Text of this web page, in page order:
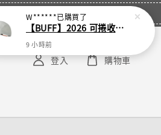
登入 購物車
W******已購買了
【BUFF】2026 可捲收跑帽
9 小時前